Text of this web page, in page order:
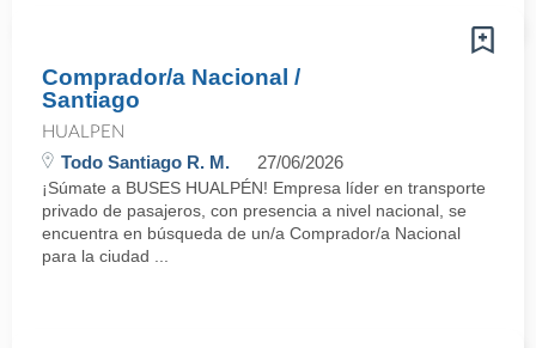
Comprador/a Nacional /
Santiago
HUALPEN
Todo Santiago R. M. 27/06/2026
¡Súmate a BUSES HUALPÉN! Empresa líder en transporte
privado de pasajeros, con presencia a nivel nacional, se
encuentra en búsqueda de un/a Comprador/a Nacional
para la ciudad ...